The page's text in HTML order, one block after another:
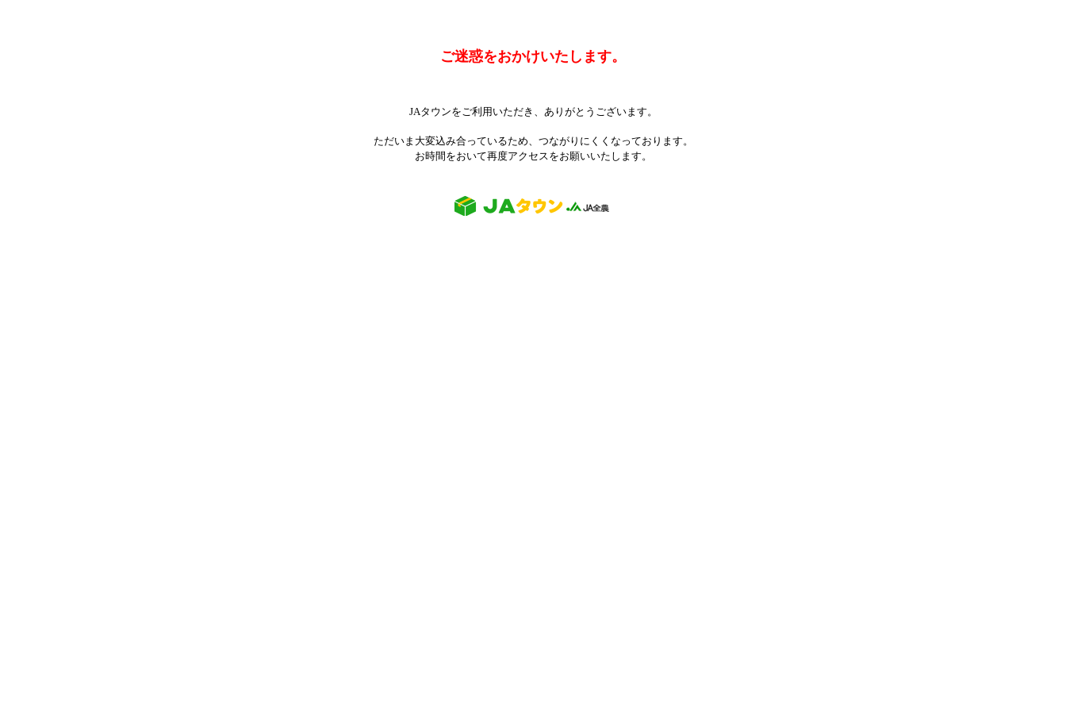
ご迷惑をおかけいたします。
JAタウンをご利用いただき、ありがとうございます。
ただいま大変込み合っているため、つながりにくくなっております。
お時間をおいて再度アクセスをお願いいたします。